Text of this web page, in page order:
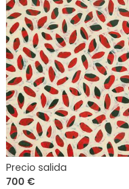
Precio salida
700 €